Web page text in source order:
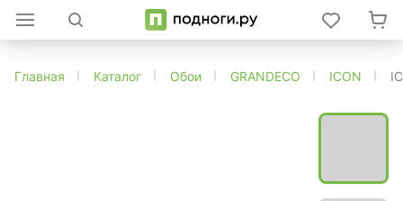
Главная Каталог Обои GRANDECO ICON